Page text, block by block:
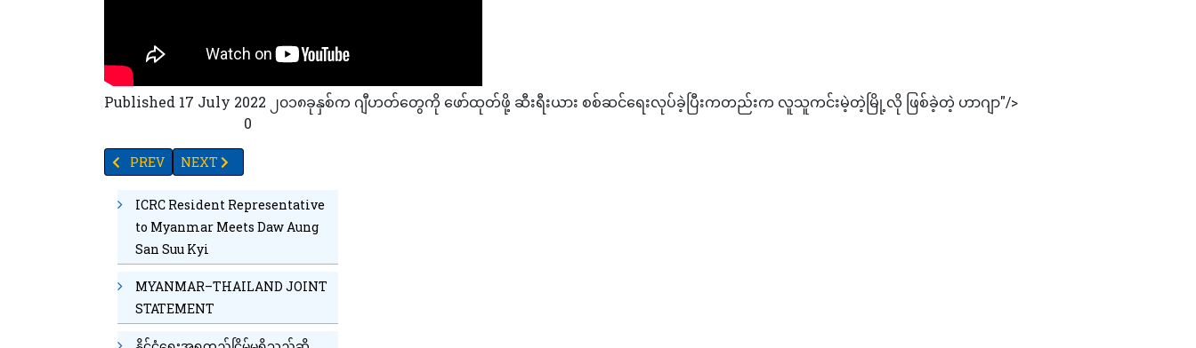
Published 17 July 2022 ၂၀၁၈ခုနှစ်က ဂျီဟတ်တွေကို ဖော်ထုတ်ဖို့ ဆီးရီးယား စစ်ဆင်ရေးလုပ်ခဲ့ပြီးကတည်းက လူသူကင်းမဲ့တဲ့မြို့လို ဖြစ်ခဲ့တဲ့ ဟာဂျာ"/>
0
PREVIOUS ARTICLE: တရုတ်နိုင်ငံ ဖွံ့ဖြိုးတိုးတက်နေတဲ့အလျောက် အနောက်ရဲ့ကြီးစိုးမှု အဆုံးသတ်လာနေသည်ကို ယူကရိန်းစစ်ပွဲက ပြသနေပြီဟု ဗြိတိန်ဝန်ကြီးချုပ်ဟောင်း ဘလဲယားက ပြောဆို
PREV NEXT ARTICLE: ကိုယ်ကျိုးမငဲ့မှု SELFLESSNESS အစား တစ်ကိုယ်ကောင်းဆန်မှု SELFISHNESS ဟု မိန့်ခွန်းတွင် မှားပြောမိ၍ သမ္မတဂျိုးဘိုင်ဒင် ချက်ခြင်းအမှန်ပြင်ပြောခဲ့ရ
NEXT
ICRC Resident Representative
to Myanmar Meets Daw Aung
San Suu Kyi
MYANMAR–THAILAND JOINT
STATEMENT